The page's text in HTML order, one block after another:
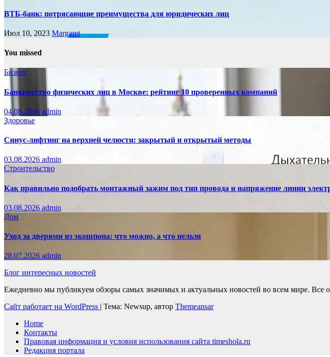
ВТБ-банк: потрясающие преимущества для юридических лиц
Июл 10, 2023 Margaret
You missed
Бизнес
Банкротство физических лиц в Москве: рейтинг 10 проверенных компаний
04.08.2026 admin
Здоровье
Синус-лифтинг на верхней челюсти: закрытый и открытый методы
03.08.2026 admin
Строительство
Как правильно подобрать монтажный зажим под тип провода и напряжение линии
03.08.2026 admin
Дом
Уход за дверями из экошпона: что можно, а что нельзя
28.07.2026 admin
Блог интересных новостей
Ежедневно мы публикуем обзоры самых значимых и актуальных новостей во всем мире. Все
Сайт работает на WordPress
Тема: Newsup, автор Themeansar
Home
Контакты
Правовая информация и условия использования сайта timeshola.ru
Редакция портала